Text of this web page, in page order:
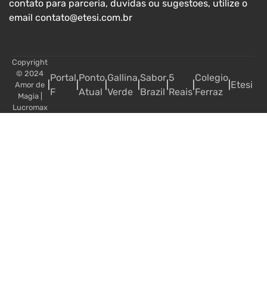
contato para parceria, duvidas ou sugestoes, utilize o
email contato@etesi.com.br
Copyright
© 2024
Amor de
Magia|
Lucromax
Portal
F
Ponto
Atual
Gallina
Verde
Sabor
Brazil
5
Reais
Colegio
Ferraz
Etesi